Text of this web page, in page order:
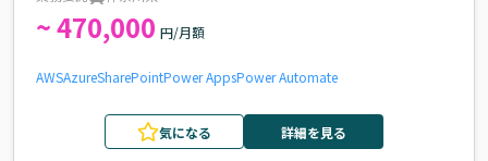
~ 470,000 円/月額
AWSAzureSharePointPower AppsPower Automate
気になる 詳細を見る